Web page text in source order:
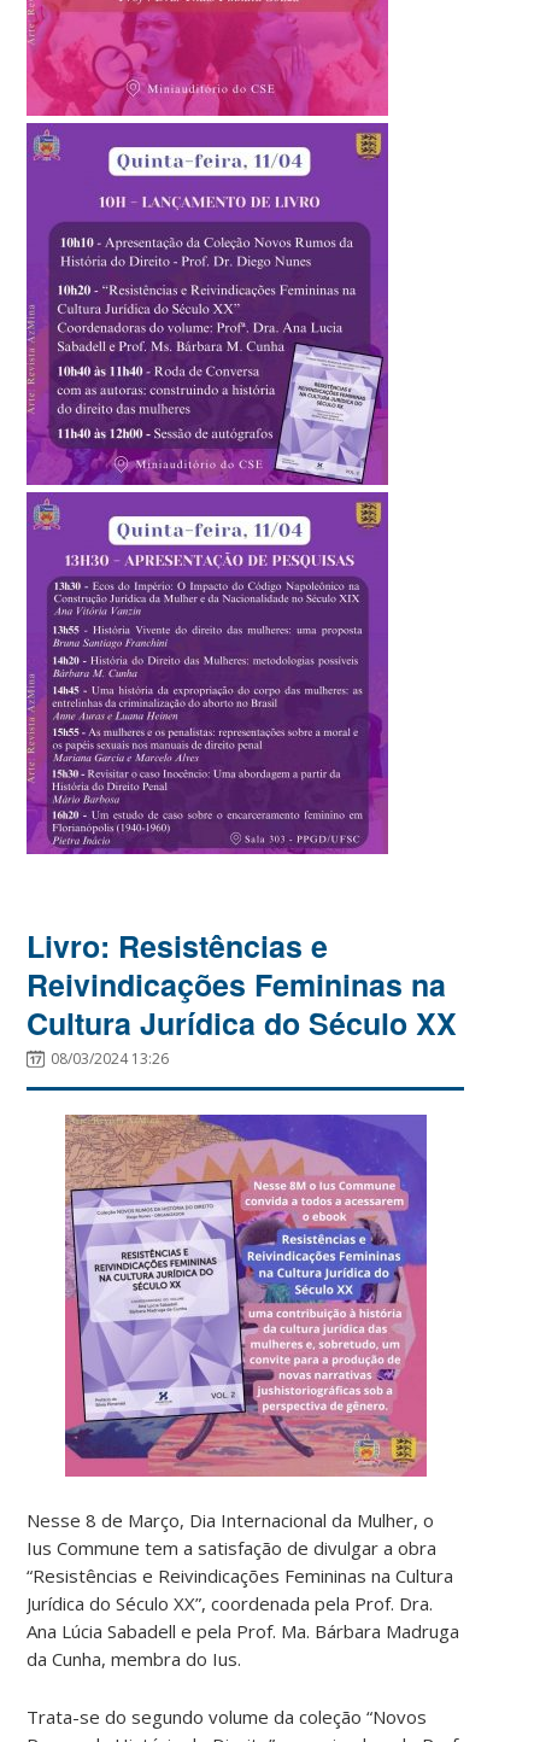
Livro: Resistências e
Reivindicações Femininas na
Cultura Jurídica do Século XX
08/03/2024 13:26
Nesse 8 de Março, Dia Internacional da Mulher, o
Ius Commune tem a satisfação de divulgar a obra
“Resistências e Reivindicações Femininas na Cultura
Jurídica do Século XX”, coordenada pela Prof. Dra.
Ana Lúcia Sabadell e pela Prof. Ma. Bárbara Madruga
da Cunha, membra do Ius.
Trata-se do segundo volume da coleção “Novos